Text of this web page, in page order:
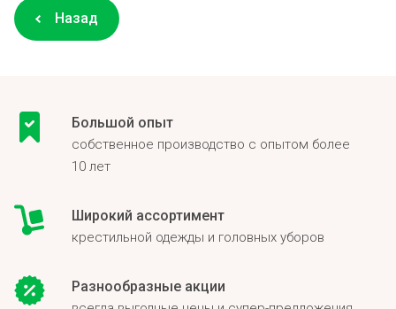
Назад
Большой опыт
собственное производство с опытом более
10 лет
Широкий ассортимент
крестильной одежды и головных уборов
Разнообразные акции